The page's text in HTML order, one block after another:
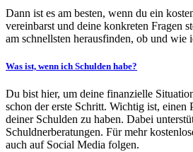
Dann ist es am besten, wenn du ein
vereinbarst und deine konkreten Fragen
am schnellsten herausfinden, ob und wie
Was ist, wenn ich Schulden habe?
Du bist hier, um deine finanzielle
schon der erste Schritt. Wichtig ist, einen
deiner Schulden zu haben. Dabei
Schuldnerberatungen. Für mehr
auch auf Social Media folgen.